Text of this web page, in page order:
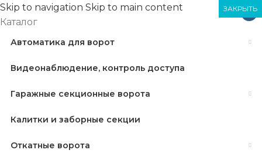
Skip to navigation Skip to main content
Каталог
Автоматика для ворот
Видеонаблюдение, контроль доступа
Гаражные секционные ворота
Калитки и заборные секции
Откатные ворота
×
ЗАКРЫТЬ
ЗАКРЫТЬ
ЗАКРЫТЬ